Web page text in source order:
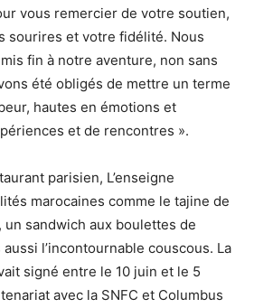
vous remercier de votre soutien,
sourires et votre fidélité. Nous
fin à notre aventure, non sans
été obligés de mettre un terme
hautes en émotions et
et de rencontres ».
parisien, L’enseigne
marocaines comme le tajine de
un sandwich aux boulettes de
l’incontournable couscous. La
signé entre le 10 juin et le 5
avec la SNFC et Columbus